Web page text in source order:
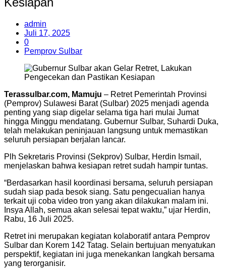
admin
Juli 17, 2025
0
Pemprov Sulbar
Terassulbar.com, Mamuju – Retret Pemerintah Provinsi
(Pemprov) Sulawesi Barat (Sulbar) 2025 menjadi agenda
penting yang siap digelar selama tiga hari mulai Jumat
hingga Minggu mendatang. Gubernur Sulbar, Suhardi Duka,
telah melakukan peninjauan langsung untuk memastikan
seluruh persiapan berjalan lancar.
Plh Sekretaris Provinsi (Sekprov) Sulbar, Herdin Ismail,
menjelaskan bahwa kesiapan retret sudah hampir tuntas.
“Berdasarkan hasil koordinasi bersama, seluruh persiapan
sudah siap pada besok siang. Satu pengecualian hanya
terkait uji coba video tron yang akan dilakukan malam ini.
Insya Allah, semua akan selesai tepat waktu,” ujar Herdin,
Rabu, 16 Juli 2025.
Retret ini merupakan kegiatan kolaboratif antara Pemprov
Sulbar dan Korem 142 Tatag. Selain bertujuan menyatukan
perspektif, kegiatan ini juga menekankan langkah bersama
yang terorganisir.